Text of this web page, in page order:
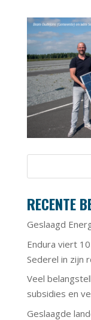
RECENTE
Geslaagd
Endura viert
Sederel in zijn
Veel
subsidies en
Geslaagde